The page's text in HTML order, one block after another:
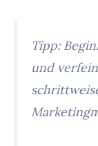
Tipp:
und